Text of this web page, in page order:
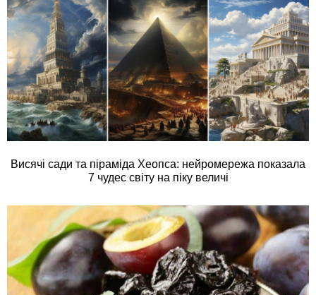
Висячі сади та піраміда Хеопса: нейромережа показала
7 чудес світу на піку величі